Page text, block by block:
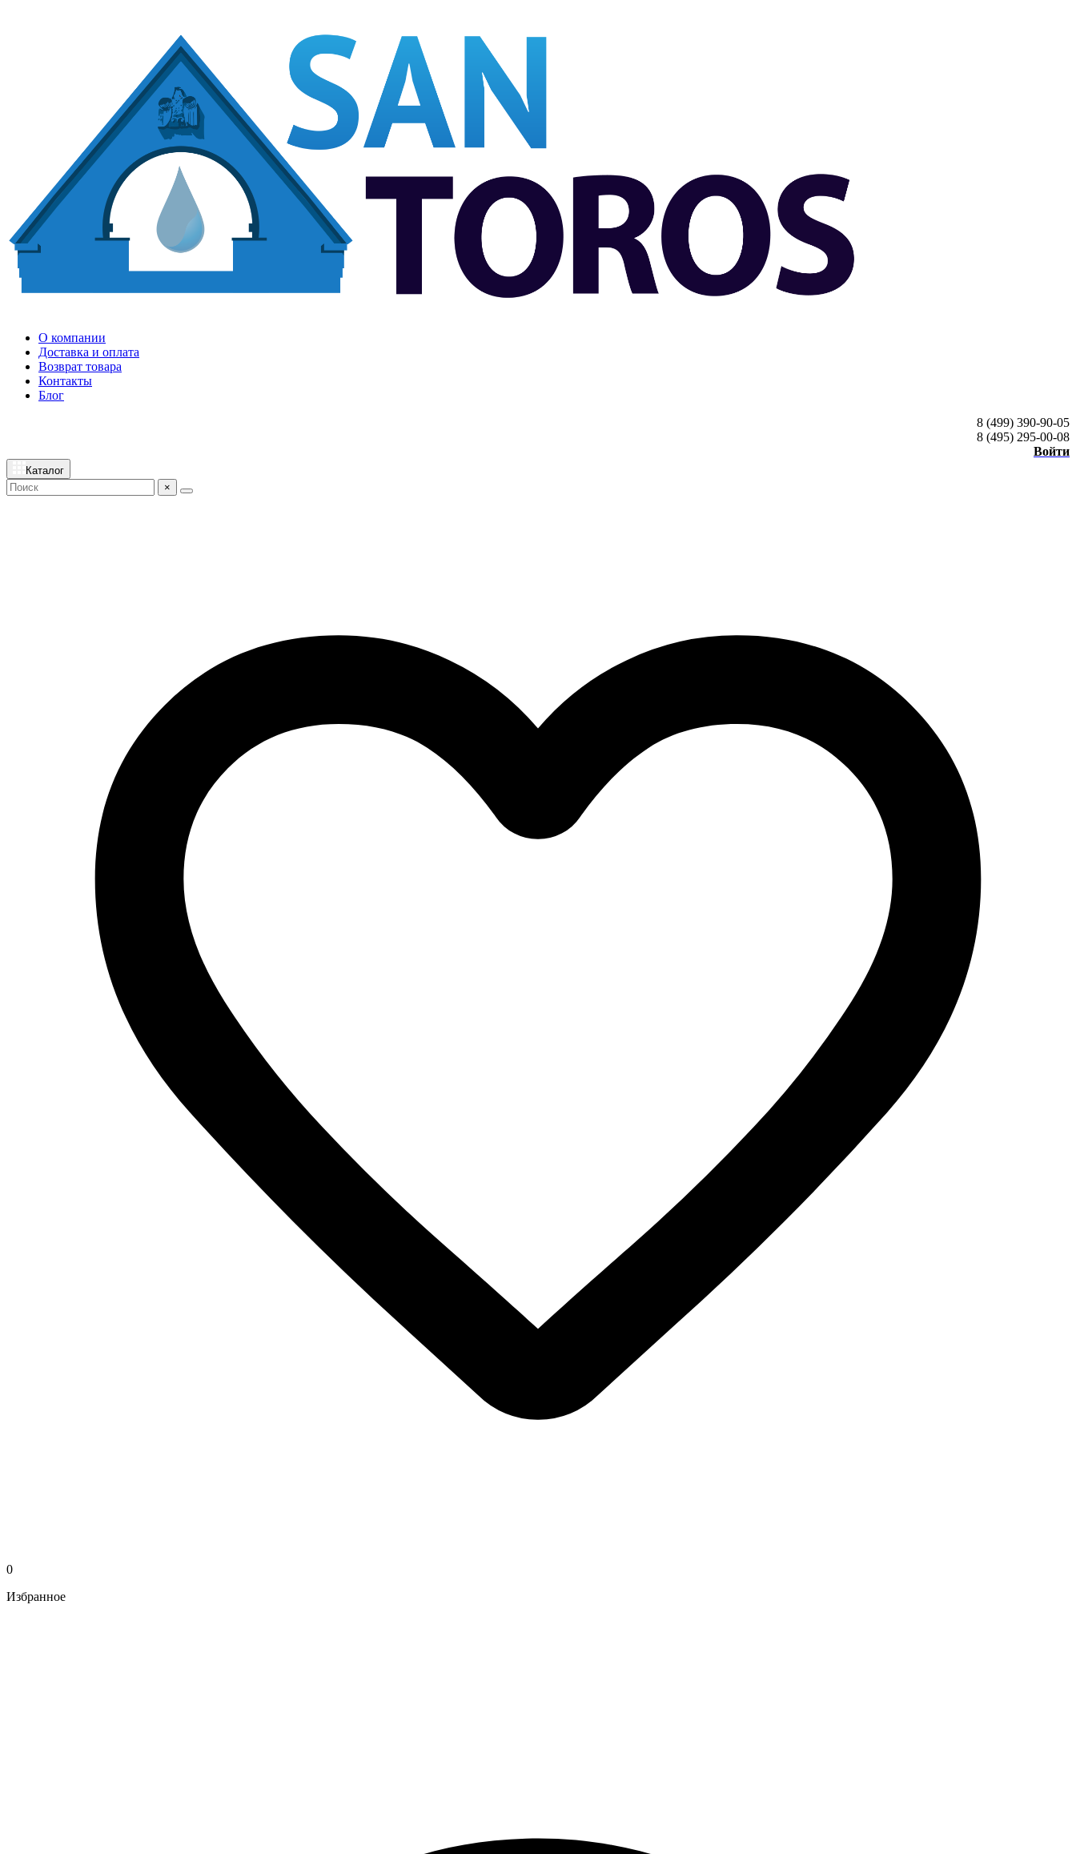
О компании
Доставка и оплата
Возврат товара
Контакты
Блог
8 (499) 390-90-05
8 (495) 295-00-08
Войти
Каталог
×
0
Избранное